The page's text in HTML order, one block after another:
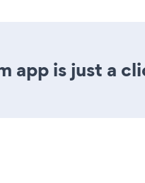
app is just a